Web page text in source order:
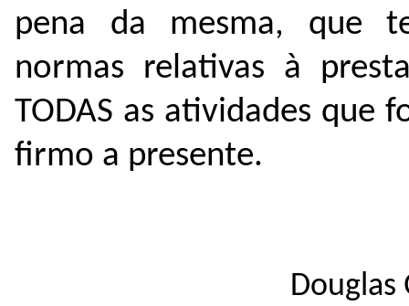
pena da mesma, que
normas relativas à
TODAS as atividades que
firmo a presente.
Douglas